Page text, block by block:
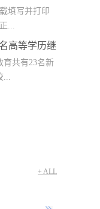
填写并打印
...
高等学历继
育共有23名新
...
+ ALL